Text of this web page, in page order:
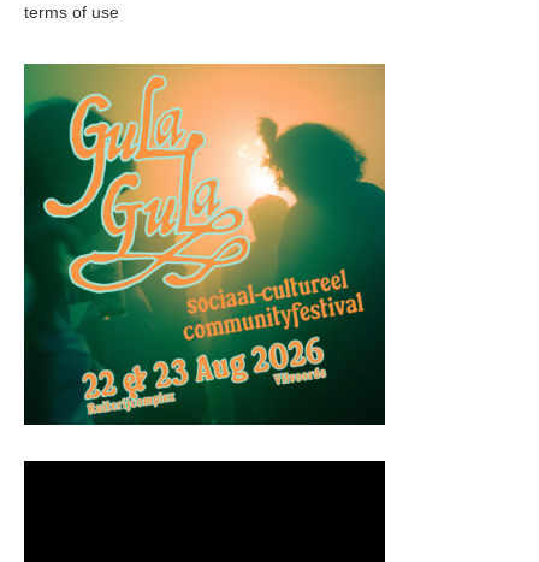
terms of use